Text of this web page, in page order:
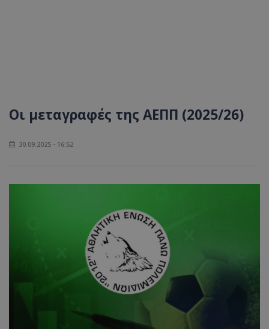
Οι μεταγραφές της ΑΕΠΠ (2025/26)
30.09.2025 - 16:52